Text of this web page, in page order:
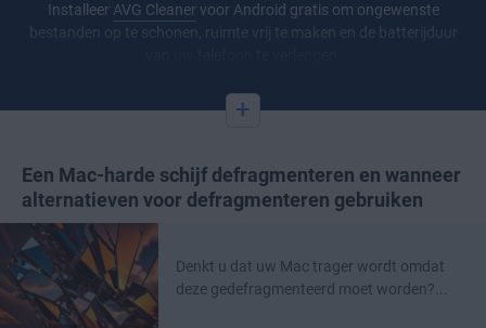
Installeer AVG Cleaner voor Android gratis om ongewenste
bestanden op te schonen, ruimte vrij te maken en de batterijduur
+
Een Mac-harde schijf defragmenteren en wanneer
alternatieven voor defragmenteren gebruiken
Denkt u dat uw Mac trager wordt omdat
deze gedefragmenteerd moet worden?...